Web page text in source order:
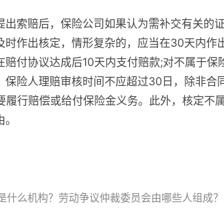
出索赔后，保险公司如果认为需补交有关的
时作出核定，情形复杂的，应当在30天内作
赔付协议达成后10天内支付赔款;对不属于
保险人理赔审核时间不应超过30日，除非合
履行赔偿或给付保险金义务。此外，核定不
什么机构？劳动争议仲裁委员会由哪些人组成？